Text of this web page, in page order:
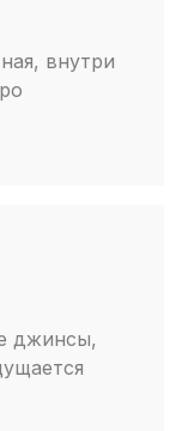
внутри
джинсы,